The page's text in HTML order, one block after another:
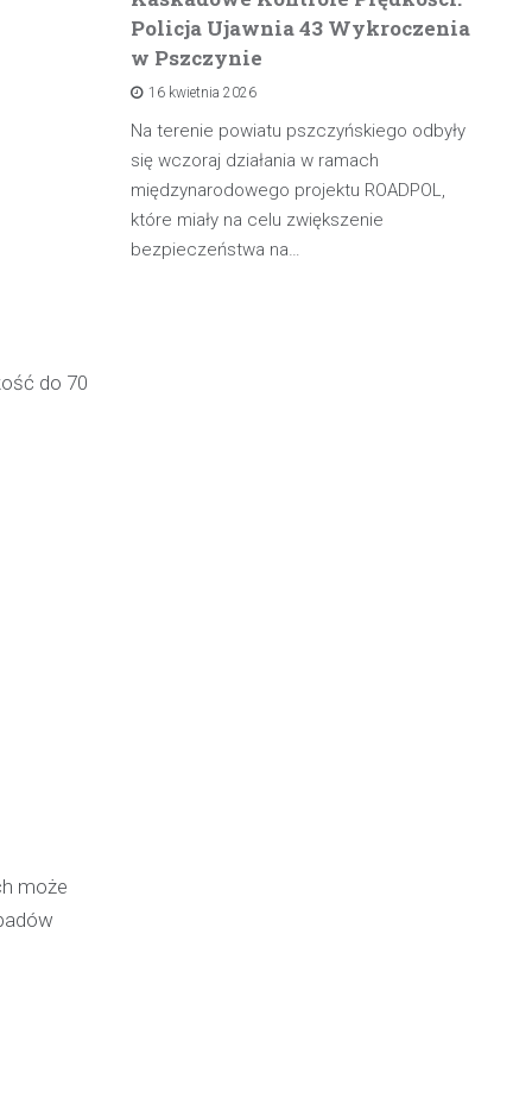
do 70
może
Policja Ujawnia 43 Wykroczenia
w Pszczynie
16 kwietnia 2026
Na terenie powiatu pszczyńskiego odbyły
się wczoraj działania w ramach
międzynarodowego projektu ROADPOL,
które miały na celu zwiększenie
bezpieczeństwa na…